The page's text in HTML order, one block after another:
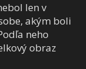
len v
akým boli
neho
obraz